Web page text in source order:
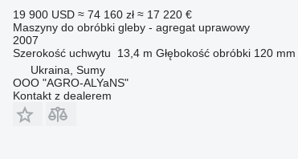
19 900 USD ≈ 74 160 zł ≈ 17 220 €
Maszyny do obróbki gleby - agregat uprawowy
2007
Szerokość uchwytu
13,4 m Głębokość obróbki 120 mm
Ukraina, Sumy
OOO "AGRO-ALYaNS"
Kontakt z dealerem